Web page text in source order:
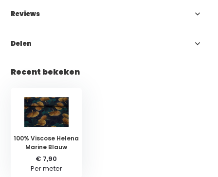
Reviews
Delen
Recent bekeken
100% Viscose Helena
Marine Blauw
€ 7,90
Per meter